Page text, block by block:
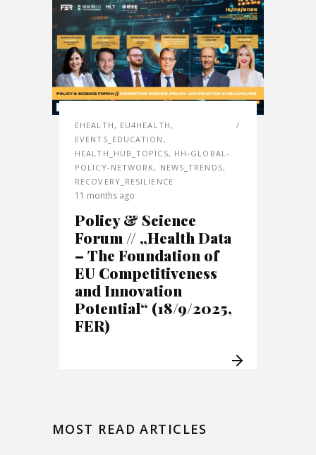
EHEALTH, EU4HEALTH,
EVENTS_EDUCATION ,
HEALTH_HUB_TOPICS, HH-GLOBAL-
POLICY-NETWORK, NEWS_TRENDS,
RECOVERY_RESILIENCE
11 months ago
Policy & Science
Forum // „Health Data
– The Foundation of
EU Competitiveness
and Innovation
Potential“ (18/9/2025,
FER)
MOST READ ARTICLES